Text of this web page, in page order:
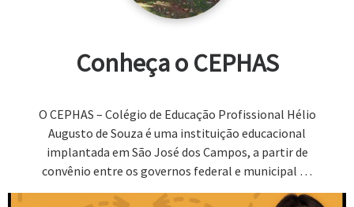
Conheça o CEPHAS
O CEPHAS – Colégio de Educação Profissional Hélio
Augusto de Souza é uma instituição educacional
implantada em São José dos Campos, a partir de
convênio entre os governos federal e municipal …